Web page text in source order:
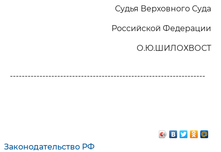
Законодательство РФ
Судья Верховного Суда
Российской Федерации
О.Ю.ШИЛОХВОСТ
------------------------------------------------------------------